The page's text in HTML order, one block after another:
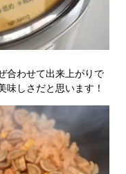
合わせて出来上がりで
味しさだと思います！